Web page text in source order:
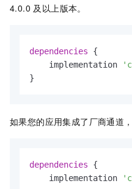
4.0.0 及以上版本。
dependencies {
    implementation
}
如果您的应用集成了厂商通道
dependencies {
    implementation